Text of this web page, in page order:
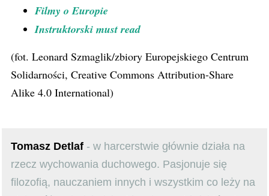
Filmy o Europie
Instruktorski must read
(fot. Leonard Szmaglik/zbiory Europejskiego Centrum
Solidarności, Creative Commons Attribution-Share
Alike 4.0 International)
Tomasz Detlaf - w harcerstwie głównie działa na
rzecz wychowania duchowego. Pasjonuje się
filozofią, nauczaniem innych i wszystkim co leży na